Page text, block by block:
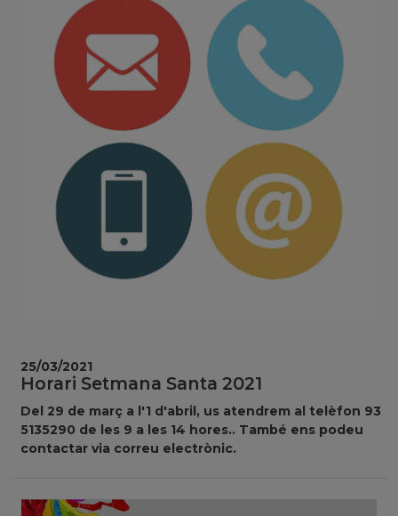
Horari Setmana Santa 2021
Del 29 de març a l'1 d'abril, us atendrem al telèfon 93
5135290 de les 9 a les 14 hores.. També ens podeu
contactar via correu electrònic.
25/03/2021